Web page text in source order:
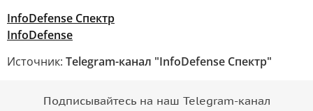
InfoDefense Спектр
InfoDefense
Источник: Telegram-канал "InfoDefense Спектр"
Подписывайтесь на наш Telegram-канал